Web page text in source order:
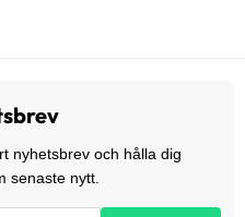
nyhetsbrev och hålla dig
senaste nytt.